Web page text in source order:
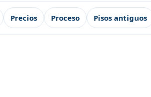
Precios Proceso Pisos antiguos